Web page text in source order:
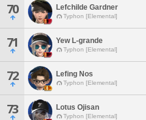
70 Lefchilde Gardner
Typhon [Elemental]
71 Yew L-grande
Typhon [Elemental]
72 Lefing Nos
Typhon [Elemental]
73 Lotus Ojisan
Typhon [Elemental]